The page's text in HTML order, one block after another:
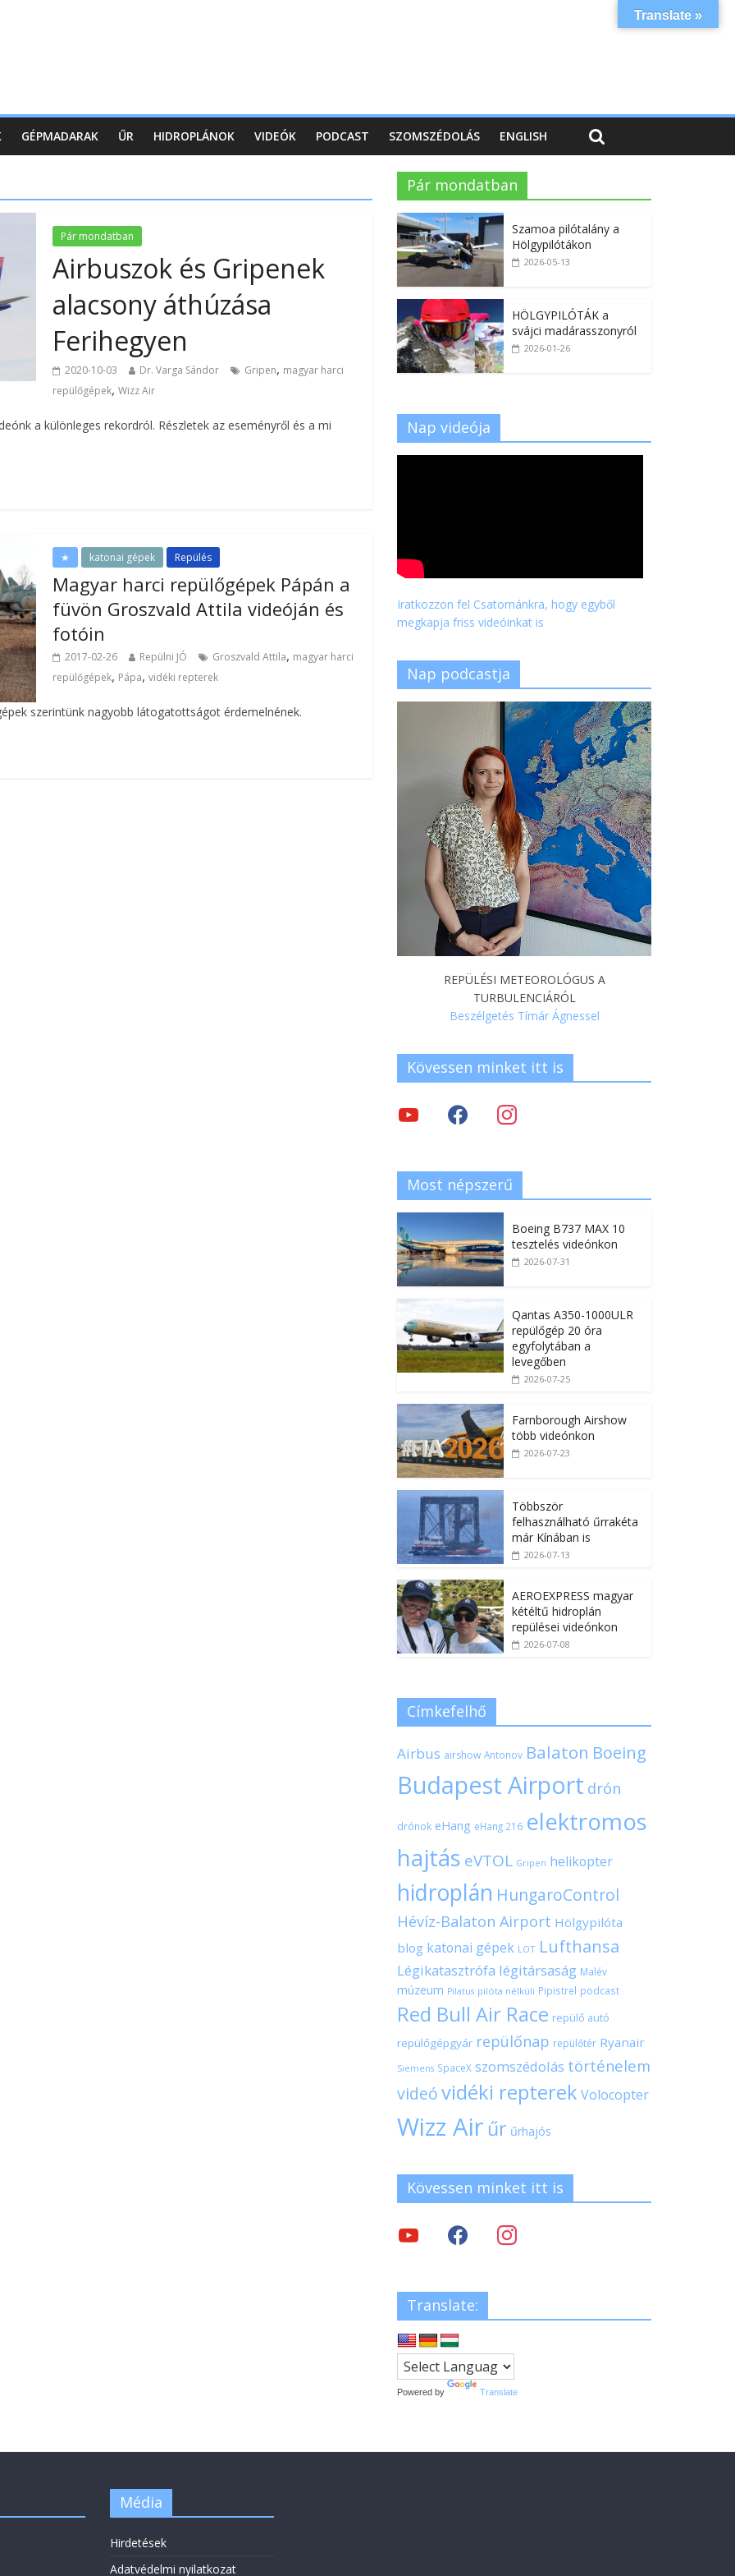
GÉPMADARAK ŰR HIDROPLÁNOK VIDEÓK PODCAST SZOMSZÉDOLÁS ENGLISH
Pár mondatban
Airbuszok és Gripenek
alacsony áthúzása
Ferihegyen
2020-10-03 Dr. Varga Sándor Gripen, magyar harci
repülőgépek, Wizz Air
a különleges rekordról. Részletek az eseményről és a mi
★ katonai gépek Repülés
Magyar harci repülőgépek Pápán a
füvön Groszvald Attila videóján és
fotóin
2017-02-26 Repülni JÓ Groszvald Attila, magyar harci
repülőgépek, Pápa, vidéki repterek
szerintünk nagyobb látogatottságot érdemelnének.
Pár mondatban
Szamoa pilótalány a
Hölgypilótákon
2026-05-13
HÖLGYPILÓTÁK a
svájci madárasszonyról
2026-01-26
Nap videója
Iratkozzon fel Csatornánkra, hogy egyből
megkapja friss videóinkat is
Nap podcastja
REPÜLÉSI METEOROLÓGUS A
TURBULENCIÁRÓL
Beszélgetés Tímár Ágnessel
Kövessen minket itt is
Most népszerű
Boeing B737 MAX 10
tesztelés videónkon
2026-07-31
Qantas A350-1000ULR
repülőgép 20 óra
egyfolytában a
levegőben
2026-07-25
Farnborough Airshow
több videónkon
2026-07-23
Többször
felhasználható űrrakéta
már Kínában is
2026-07-13
AEROEXPRESS magyar
kétéltű hidroplán
repülései videónkon
2026-07-08
Címkefelhő
Airbus airshow Antonov Balaton Boeing
Budapest Airport drón
drónok eHang eHang 216 elektromos
hajtás eVTOL Gripen helikopter
hidroplán HungaroControl
Hévíz-Balaton Airport Hölgypilóta
blog katonai gépek LOT Lufthansa
Légikatasztrófa légitársaság Malév
múzeum Pilatus pilóta nélküli Pipistrel podcast
Red Bull Air Race repülő autó
repülőgépgyár repülőnap repülőtér Ryanair
Siemens SpaceX szomszédolás történelem
videóvidéki repterek Volocopter
Wizz Air űr űrhajós
Kövessen minket itt is
Translate:
Powered by Translate
Média
Hirdetések
Adatvédelmi nyilatkozat
Translate »